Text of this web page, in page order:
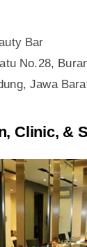
Bar
No.28,
Jawa
Clinic, &